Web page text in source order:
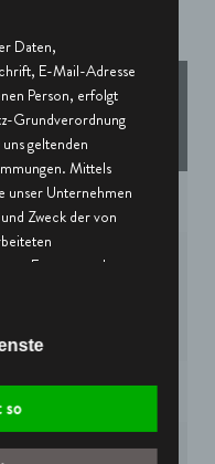
Daten,
E-Mail-Adresse
Person, erfolgt
Grundverordnung
geltenden
Mittels
unser Unternehmen
Zweck der von
Ferner werden
Schutz der
Dennoch
so